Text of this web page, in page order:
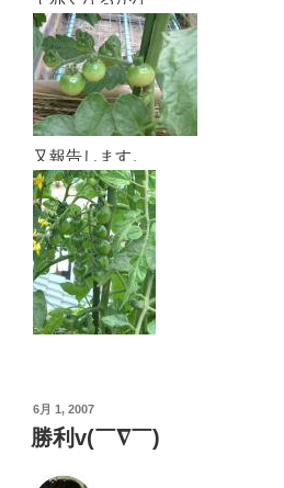
又報告します。
投
稿
日:
6月 1, 2007
勝利v(￣∇￣)